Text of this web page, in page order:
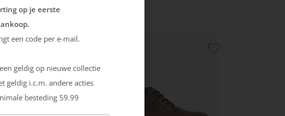
op je eerste
een code per e-mail.
geldig op nieuwe collectie
geldig i.c.m. andere acties
besteding 59.99